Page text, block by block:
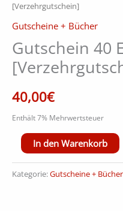
[Verzehrgutschein]
Gutscheine + Bücher
Gutschein 40
40,00€
Enthält 7% Mehrwertsteuer
In den Warenkorb
Kategorie:Gutscheine + Bücher